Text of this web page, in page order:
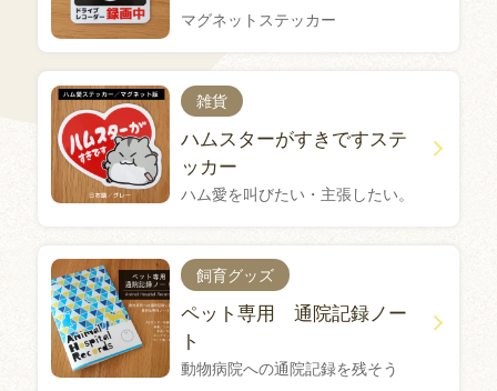
マグネットステッカー
雑貨
ハムスターがすきですステ
ッカー
ハム愛を叫びたい・主張したい。
飼育グッズ
ペット専用 通院記録ノー
ト
動物病院への通院記録を残そう